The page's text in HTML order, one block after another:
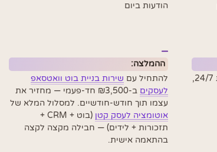
הודעות ביום
עסק שרוצה אוטומציה אמיתית, שירות 24/7,
ההמלצה:
להתחיל עם שירות בניית בוט וואטסאפ
לעסקים
ב-₪3,500 חד-פעמי — מחזיר את
עצמו תוך חודש-חודשיים. למסלול המלא של
אוטומציה לעסק קטן
(בוט + CRM +
תזכורות + לידים) — חבילה מקצה לקצה
בהתאמה אישית.